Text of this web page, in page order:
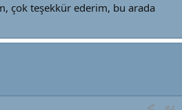
yazıp "Enter" tuşuna basarak
"ipconfig /flushdns"
sonra ekrana "DNS Önbelleği başarıyla
önbelleğindeki geçersiz veya
çok teşekkür ederim, bu arada